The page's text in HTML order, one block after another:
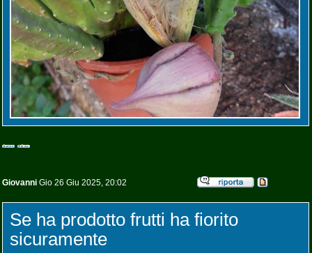
Giovanni Gio 26 Giu 2025, 20:02
Se ha prodotto frutti ha fiorito
sicuramente